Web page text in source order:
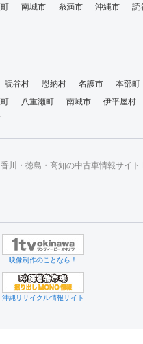
南城市 糸満市 沖縄市 読
読谷村 恩納村 名護市 本部町
八重瀬町 南城市 伊平屋村
川・徳島・高知の中古車情報サイト
映像制作のことなら！
沖縄リサイクル情報サイト